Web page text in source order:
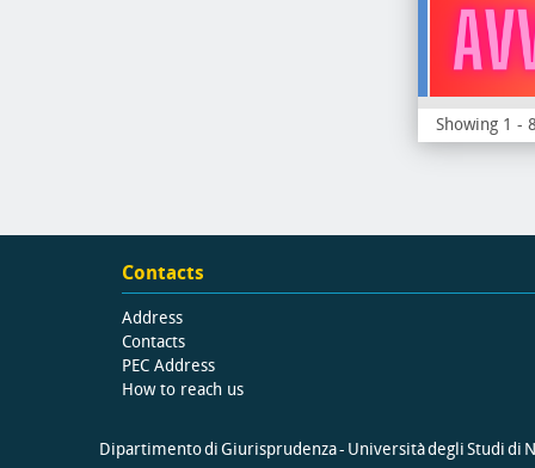
Showing 1 -
Contacts
Address
Contacts
PEC Address
How to reach us
Dipartimento di Giurisprudenza - Università degli Studi di